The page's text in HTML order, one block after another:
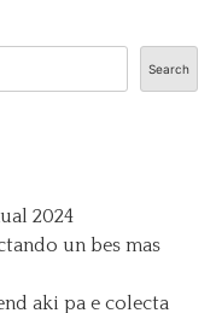
Search
2024
un bes mas
aki pa e colecta